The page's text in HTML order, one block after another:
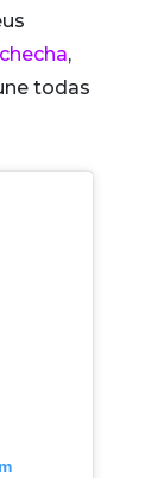
,
todas